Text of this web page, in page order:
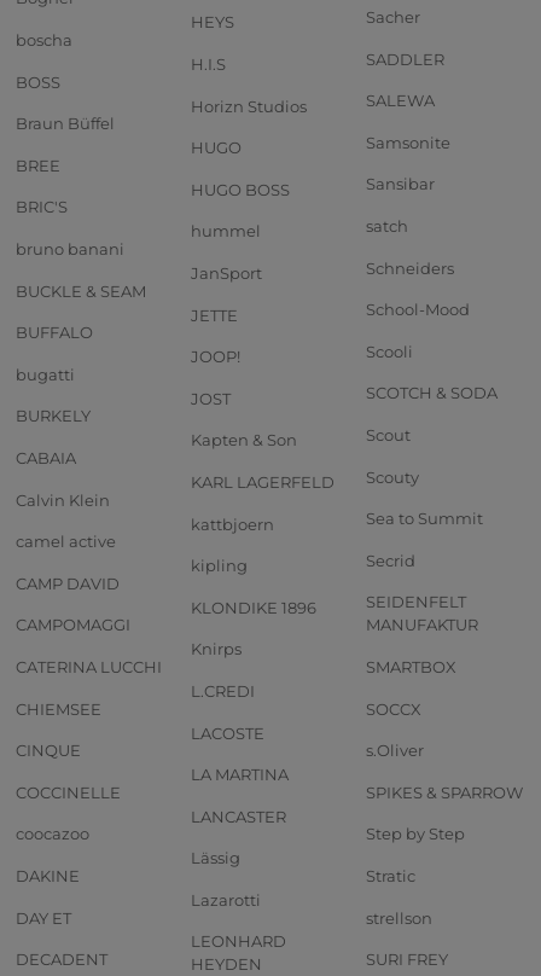
boscha
BOSS
Braun Büffel
BREE
BRIC'S
bruno banani
BUCKLE & SEAM
BUFFALO
bugatti
BURKELY
CABAIA
Calvin Klein
camel active
CAMP DAVID
CAMPOMAGGI
CATERINA LUCCHI
CHIEMSEE
CINQUE
COCCINELLE
coocazoo
DAKINE
DAY ET
DECADENT
HEYS
H.I.S
Horizn Studios
HUGO
HUGO BOSS
hummel
JanSport
JETTE
JOOP!
JOST
Kapten & Son
KARL LAGERFELD
kattbjoern
kipling
KLONDIKE 1896
Knirps
L.CREDI
LACOSTE
LA MARTINA
LANCASTER
Lässig
Lazarotti
LEONHARD
HEYDEN
Sacher
SADDLER
SALEWA
Samsonite
Sansibar
satch
Schneiders
School-Mood
Scooli
SCOTCH & SODA
Scout
Scouty
Sea to Summit
Secrid
SEIDENFELT
MANUFAKTUR
SMARTBOX
SOCCX
s.Oliver
SPIKES & SPARROW
Step by Step
Stratic
strellson
SURI FREY